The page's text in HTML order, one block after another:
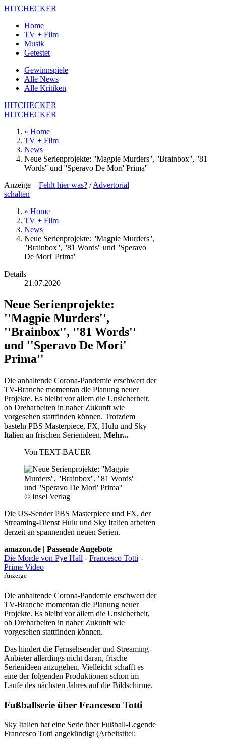
HITCHECKER
Home
TV + Film
Musik
Getestet
Gewinnspiele
Alle News
Alle Kritiken
HITCHECKER
HITCHECKER
» Home
TV + Film
News
Neue Serienprojekte: ''Magpie Murders'', ''Brainbox'', ''81
Words'' und ''Speravo De Mori' Prima''
Anzeige – Fehlt hier was? /Advertorial
schalten
» Home
TV + Film
News
Neue Serienprojekte: ''Magpie Murders'',
''Brainbox'', ''81 Words'' und ''Speravo
De Mori' Prima''
Details
21.07.2020
Neue Serienprojekte:
''Magpie Murders'',
''Brainbox'', ''81 Words''
und ''Speravo De Mori'
Prima''
Die anhaltende Corona-Pandemie erschwert der
TV-Branche momentan die Planung neuer
Projekte. Es bleibt vor allem die Unsicherheit,
ob Dreharbeiten in naher Zukunft wie
vorgesehen stattfinden können. Trotzdem
basteln PBS Masterpiece, FX, Hulu und Sky
Italien an frischen Serienideen. Mehr...
Von TEXT-BAUER
© Insel Verlag
Die US-Sender PBS Masterpiece und FX, der
Streaming-Dienst Hulu und Sky Italien arbeiten
derzeit an spannenden neuen Serien.
amazon.de | Passende Angebote
Die Morde von Pye Hall - Francesco Totti -
Prime Video
Anzeige
Die anhaltende Corona-Pandemie erschwert der
TV-Branche momentan die Planung neuer
Projekte. Es bleibt vor allem die Unsicherheit,
ob Dreharbeiten in naher Zukunft wie
vorgesehen stattfinden können.
Das hindert die Fernsehsender und Streaming-
Anbieter allerdings nicht daran, frische
Serienideen anzugehen. Vielleicht schafft es
eine der folgenden Produktionen schon im
Laufe des nächsten Jahres auf die Bildschirme.
Fußballserie über Francesco Totti
Sky Italien hat eine Serie über Fußball-Legende
Francesco Totti angekündigt (Arbeitstitel: